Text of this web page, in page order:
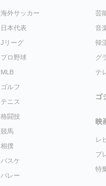
海外サッカー
日本代表
Jリーグ
プロ野球
MLB
ゴルフ
テニス
格闘技
競馬
相撲
バスケ
バレー
芸
音
韓
グ
テ
ゴ
映
レ
プ
特